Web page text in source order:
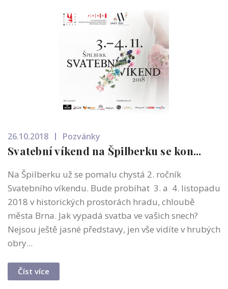
26.10.2018 Pozvánky
Svatební víkend na Špilberku se kon...
Na Špilberku už se pomalu chystá 2. ročník
Svatebního víkendu. Bude probíhat 3. a 4. listopadu
2018 v historických prostorách hradu, chloubě
města Brna. Jak vypadá svatba ve vašich snech?
Nejsou ještě jasné představy, jen vše vidíte v hrubých
obry...
Číst více